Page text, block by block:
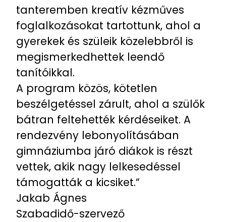
tanteremben kreatív kézműves
foglalkozásokat tartottunk, ahol a
gyerekek és szüleik közelebbről is
megismerkedhettek leendő
tanítóikkal.
A program közös, kötetlen
beszélgetéssel zárult, ahol a szülők
bátran feltehették kérdéseiket. A
rendezvény lebonyolításában
gimnáziumba járó diákok is részt
vettek, akik nagy lelkesedéssel
támogatták a kicsiket.”
Jakab Ágnes
Szabadidő-szervező